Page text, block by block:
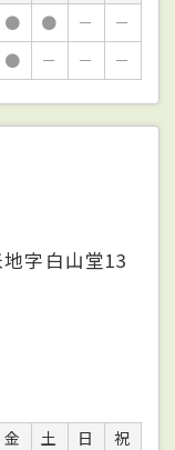
● ● －
－
● － － －
字白山堂13
金 土 日
祝